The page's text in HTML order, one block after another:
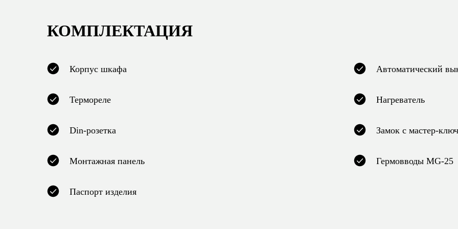
КОМПЛЕКТАЦИЯ
Корпус шкафа Автоматический
Термореле Нагреватель
Din-розетка Замок с мастер-
Монтажная панель Гермовводы MG-25
Паспорт изделия